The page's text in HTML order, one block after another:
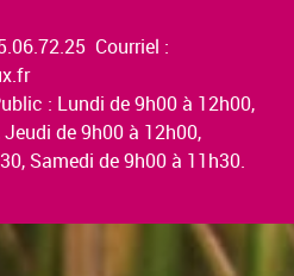
Courriel :
: Lundi de 9h00 à 12h00,
de 9h00 à 12h00,
Samedi de 9h00 à 11h30.